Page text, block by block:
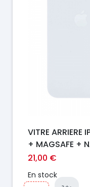
VITRE ARRIERE
+ MAGSAFE +
21,00 €
En stock